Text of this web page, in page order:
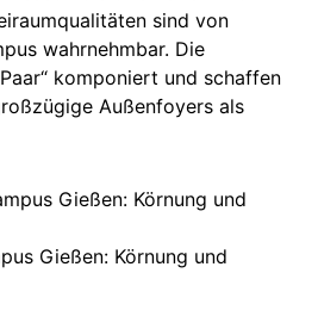
sind von
wahrnehmbar. Die
komponiert und schaffen
Außenfoyers als
Gießen: Körnung und